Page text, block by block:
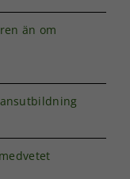
än om
viss
att dela